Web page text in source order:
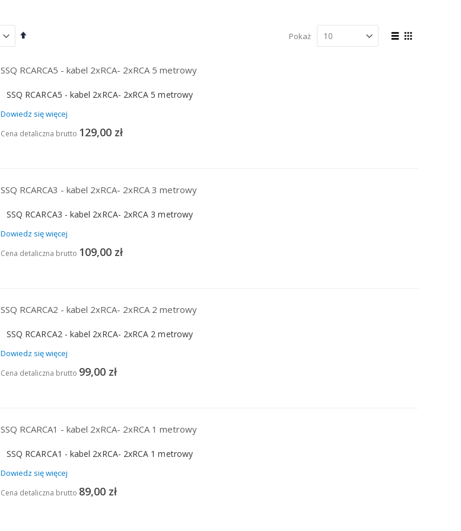
Ustaw
Zobacz
Pokaż
SSQ RCARCA5 - kabel 2xRCA- 2xRCA 5 metrowy
SSQ RCARCA5 - kabel 2xRCA- 2xRCA 5 metrowy
Dowiedz się więcej
Cena detaliczna brutto 129,00 zł
SSQ RCARCA3 - kabel 2xRCA- 2xRCA 3 metrowy
SSQ RCARCA3 - kabel 2xRCA- 2xRCA 3 metrowy
Dowiedz się więcej
Cena detaliczna brutto 109,00 zł
SSQ RCARCA2 - kabel 2xRCA- 2xRCA 2 metrowy
SSQ RCARCA2 - kabel 2xRCA- 2xRCA 2 metrowy
Dowiedz się więcej
Cena detaliczna brutto 99,00 zł
SSQ RCARCA1 - kabel 2xRCA- 2xRCA 1 metrowy
SSQ RCARCA1 - kabel 2xRCA- 2xRCA 1 metrowy
Dowiedz się więcej
Cena detaliczna brutto 89,00 zł